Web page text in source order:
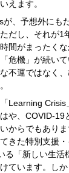
えます。
、予想外にも
だし、それが1
間がまったく
危機」が続い
不運ではなく
Learning Crisis
や、COVID-19
からでもあり
きた特別支援
る「新しい生活
ています。し